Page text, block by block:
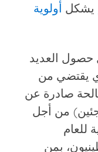
يشكل أولوية
في 30 سبتمبر/أيلول حصول العديد
يقتضي من
صادرة عن
من أجل
للعام
بمن